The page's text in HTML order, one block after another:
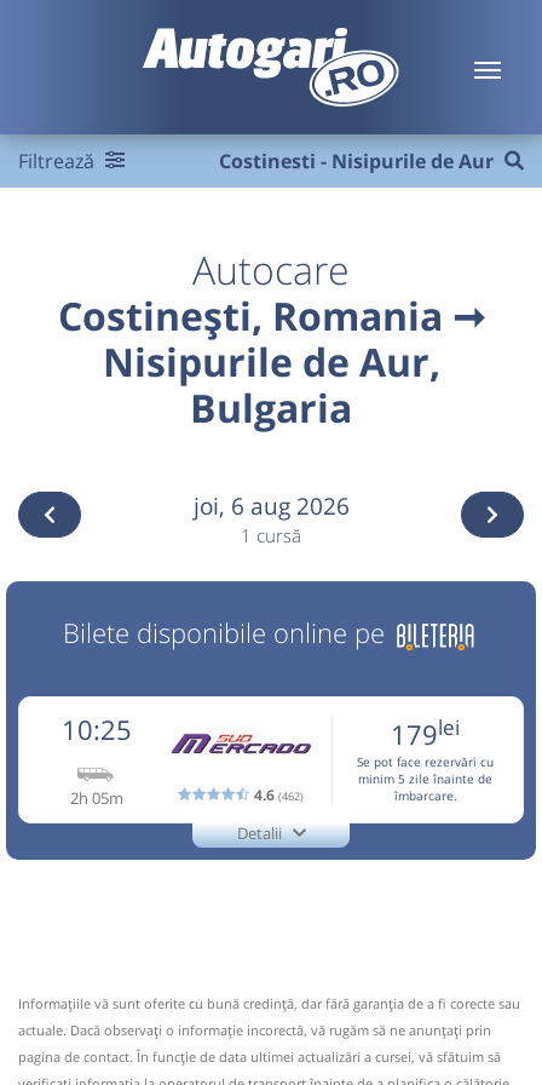
Filtrează Costinesti - Nisipurile de Aur
Autocare
Costinești, Romania ➞
Nisipurile de Aur,
Bulgaria
joi, 6 aug 2026
1 cursă
Bilete disponibile online pe
10:25
2h 05m 4.6 (462)
179lei
Se pot face rezervări cu
minim 5 zile înainte de
îmbarcare.
Detalii
Mercado Sud
28 DECEMBRIE-04 IANUARIE! Pentru a calatori este
necesara rezervarea in prealabil la tel.0722.265.779 sau
0734.444.133 sau 0040724242405 whatsapp Biletele se
cumpara de la Casa 6(Autogara Sud,in sa
Informaţiile vă sunt oferite cu bună credinţă, dar fără garanţia de a fi corecte sau
actuale. Dacă observați o informaţie incorectă, vă rugăm să ne anunțați prin
pagina de contact. În funcție de data ultimei actualizări a cursei, vă sfătuim să